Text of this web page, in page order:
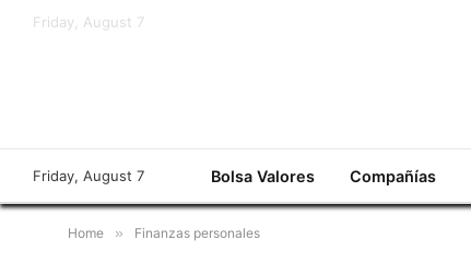
Friday, August 7
Friday, August 7 Bolsa Valores Compañías
Home » Finanzas personales